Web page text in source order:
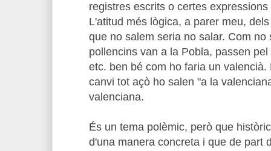
registres escrits o certes
L'atitud més lògica, a parer meu,
que no salem seria no salar. Com
pollencins van a la Pobla, passen
etc. ben bé com ho faria un
canvi tot açò ho salen "a la
valenciana.
És un tema polèmic, però que
d'una manera concreta i que de part